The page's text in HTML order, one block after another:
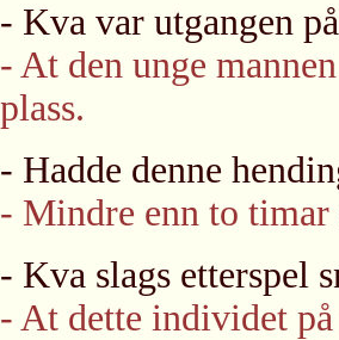
- Kva var utgangen
- At den unge
plass.
- Hadde denne
- Mindre enn to timar
- Kva slags etterspel
- At dette individet